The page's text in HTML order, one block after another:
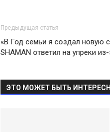
Предыдущая статья
«В Год семьи я создал новую
SHAMAN ответил на упреки
ЭТО МОЖЕТ БЫТЬ